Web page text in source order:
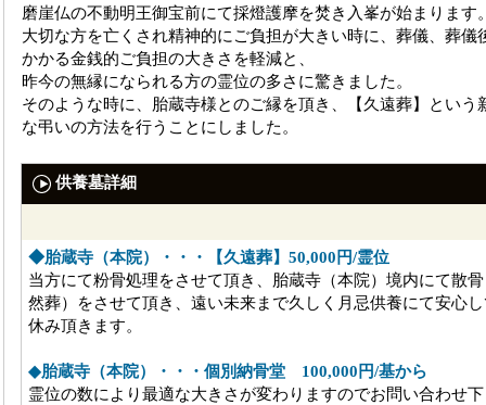
磨崖仏の不動明王御宝前にて採燈護摩を焚き入峯が始まります
大切な方を亡くされ精神的にご負担が大きい時に、葬儀、葬儀
かかる金銭的ご負担の大きさを軽減と、
昨今の無縁になられる方の霊位の多さに驚きました。
そのような時に、胎蔵寺様とのご縁を頂き、【久遠葬】という
な弔いの方法を行うことにしました。
供養墓詳細
◆胎蔵寺（本院）・・・【久遠葬】50,000円/霊位
当方にて粉骨処理をさせて頂き、胎蔵寺（本院）境内にて散
然葬）をさせて頂き、遠い未来まで久しく月忌供養にて安心
休み頂きます。
◆胎蔵寺（本院）・・・個別納骨堂 100,000円/基から
霊位の数により最適な大きさが変わりますのでお問い合わせ